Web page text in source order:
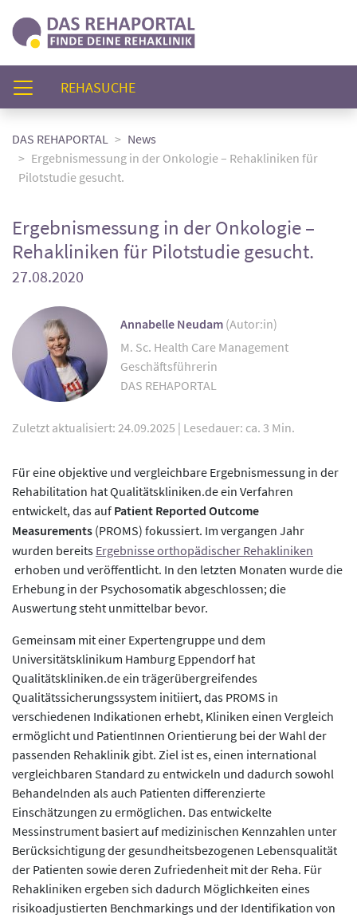
REHASUCHE(AKTUELL)
DAS REHAPORTAL
News
Ergebnismessung in der Onkologie – Rehakliniken für
Pilotstudie gesucht.
Ergebnismessung in der Onkologie –
Rehakliniken für Pilotstudie gesucht.
27.08.2020
Annabelle Neudam (Autor:in)
M. Sc. Health Care Management
Geschäftsführerin
DAS REHAPORTAL
Zuletzt aktualisiert: 24.09.2025 | Lesedauer: ca. 3 Min.
Für eine objektive und vergleichbare Ergebnismessung in der
Rehabilitation hat Qualitätskliniken.de ein Verfahren
entwickelt, das auf Patient Reported Outcome
Measurements (PROMS) fokussiert. Im vergangen Jahr
wurden bereits Ergebnisse orthopädischer Rehakliniken
erhoben und veröffentlicht. In den letzten Monaten wurde die
Erhebung in der Psychosomatik abgeschlossen; die
Auswertung steht unmittelbar bevor.
Gemeinsam mit einer Expertengruppe und dem
Universitätsklinikum Hamburg Eppendorf hat
Qualitätskliniken.de ein trägerübergreifendes
Qualitätssicherungssystem initiiert, das PROMS in
verschiedenen Indikationen erhebt, Kliniken einen Vergleich
ermöglicht und PatientInnen Orientierung bei der Wahl der
passenden Rehaklinik gibt. Ziel ist es, einen international
vergleichbaren Standard zu entwickeln und dadurch sowohl
Behandelnden als auch Patienten differenzierte
Einschätzungen zu ermöglichen. Das entwickelte
Messinstrument basiert auf medizinischen Kennzahlen unter
Berücksichtigung der gesundheitsbezogenen Lebensqualität
der Patienten sowie deren Zufriedenheit mit der Reha. Für
Rehakliniken ergeben sich dadurch Möglichkeiten eines
risikoadjustierten Benchmarkings und der Identifikation von